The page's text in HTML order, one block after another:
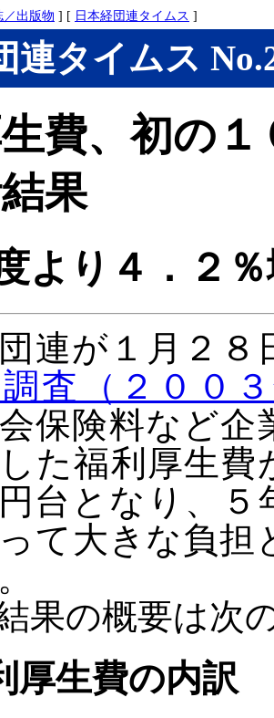
／出版物 ] [ 日本経団連タイムス ]
連タイムス
費、初の
果
より４．２
連が１月２８
査（２００
保険料など
た福利厚生
台となり、
て大きな負担
果の概要は次
厚生費の内訳